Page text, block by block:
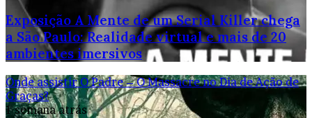
Exposição A Mente de um Serial Killer chega
a São Paulo: Realidade virtual e mais de 20
ambientes imersivos
Onde assistir O Padre – O Massacre no Dia de Ação de
Graças?
1 semana atrás